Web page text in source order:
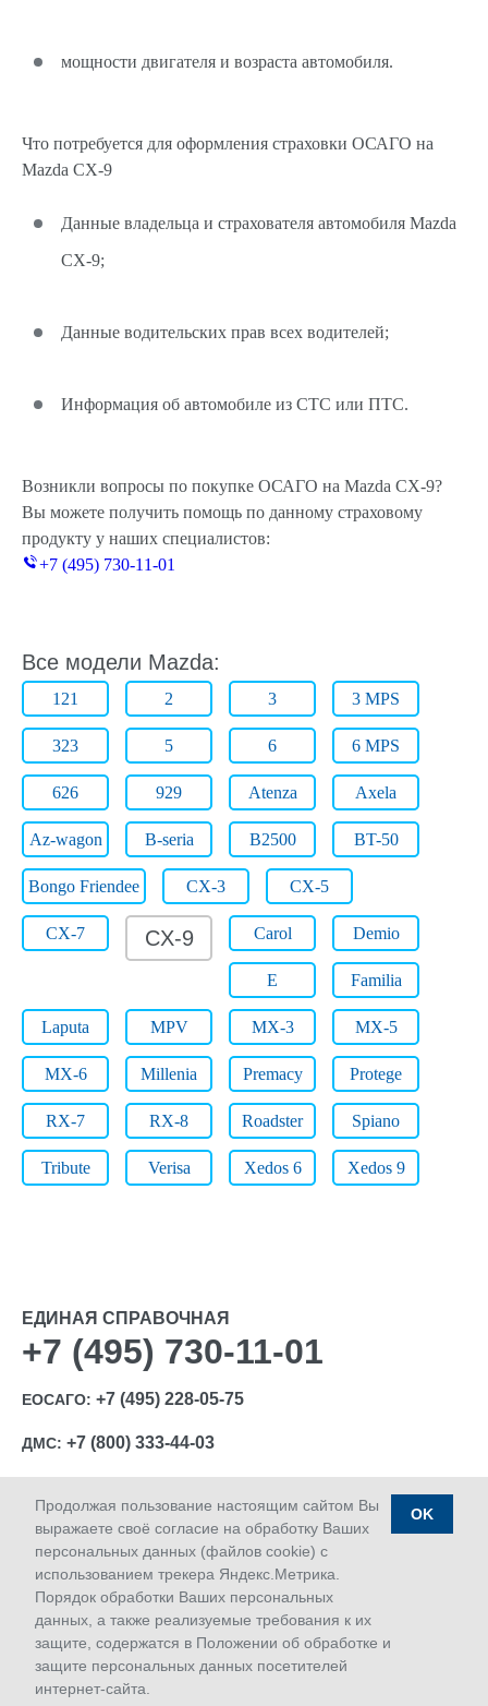
мощности двигателя и возраста автомобиля.
Что потребуется для оформления страховки ОСАГО на
Mazda CX-9
Данные владельца и страхователя автомобиля Mazda
CX-9;
Данные водительских прав всех водителей;
Информация об автомобиле из СТС или ПТС.
Возникли вопросы по покупке ОСАГО на Mazda CX-9?
Вы можете получить помощь по данному страховому
продукту у наших специалистов:
+7 (495) 730-11-01
Все модели Mazda:
121 2 3 3 MPS
323 5 6 6 MPS
626 929 Atenza Axela
Az-wagon B-seria B2500 BT-50
Bongo Friendee CX-3 CX-5
CX-7 CX-9 Carol Demio
E Familia
Laputa MPV MX-3 MX-5
MX-6 Millenia Premacy Protege
RX-7 RX-8 Roadster Spiano
Tribute Verisa Xedos 6 Xedos 9
Продолжая пользование настоящим сайтом Вы
выражаете своё согласие на обработку Ваших
персональных данных (файлов cookie) с
использованием трекера Яндекс.Метрика.
Порядок обработки Ваших персональных
данных, а также реализуемые требования к их
защите, содержатся в Положении об обработке и
защите персональных данных посетителей
интернет-сайта.
OK
Сервисы
ЕДИНАЯ СПРАВОЧНАЯ
+7 (495) 730-11-01
ЕОСАГО: +7 (495) 228-05-75
ДМС: +7 (800) 333-44-03
Ⓒ 1992-2026 АО «МАКС»
Лицензии Банка России: ОС № 1427-03, ОС № 1427-04,
ОС № 1427-05, СЛ № 1427, СИ № 1427, ПС № 1427 от
18.06.2018 г.; ОС № 1427-02 от 28.11.2019 г.
Дата последнего изменения сайта 08.08.2026 10:23